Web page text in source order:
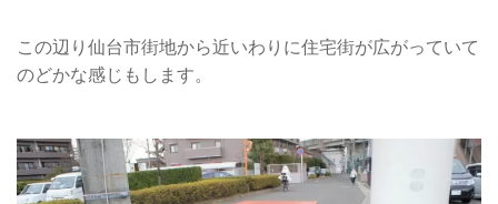
この辺り仙台市街地から近いわりに住宅街が広がっていて
のどかな感じもします。